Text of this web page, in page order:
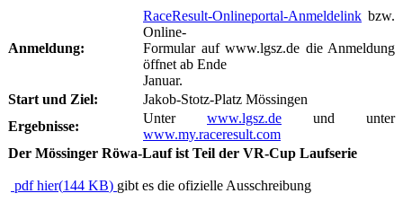
Anmeldung:
RaceResult-Onlineportal-Anmeldelink bzw.
Online-
Formular auf www.lgsz.de die Anmeldung
öffnet ab Ende
Januar.
Start und Ziel:
Jakob-Stotz-Platz Mössingen
Ergebnisse:
Unter www.lgsz.de und unter
www.my.raceresult.com
Der Mössinger Röwa-Lauf ist Teil der VR-Cup Laufserie
pdfhier(144 KB) gibt es die ofizielle Ausschreibung